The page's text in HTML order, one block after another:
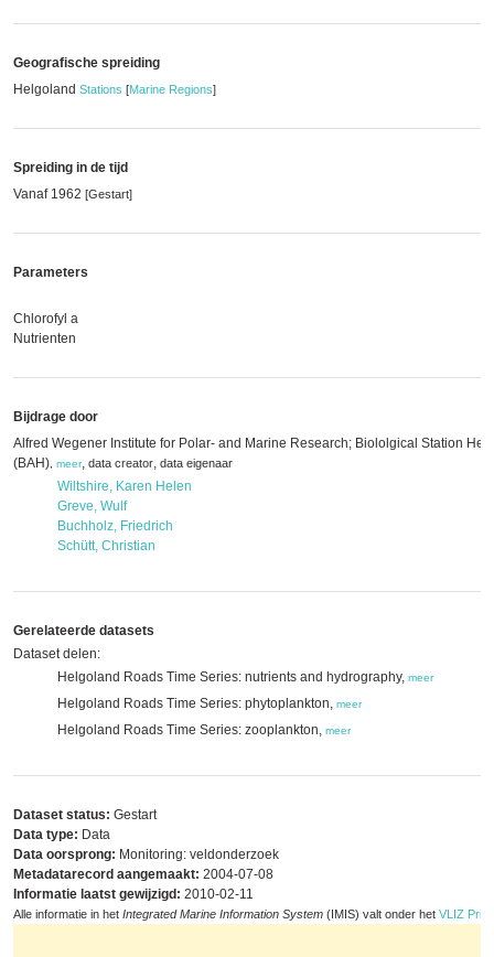
Geografische spreiding
Helgoland Stations [Marine Regions]
Spreiding in de tijd
Vanaf 1962 [Gestart]
Parameters
Chlorofyl a
Nutrienten
Bijdrage door
Alfred Wegener Institute for Polar- and Marine Research; Biololgical Station
(BAH) meer, data creator, data eigenaar
Wiltshire, Karen Helen
Greve, Wulf
Buchholz, Friedrich
Schütt, Christian
Gerelateerde datasets
Dataset delen:
Helgoland Roads Time Series: nutrients and hydrography, meer
Helgoland Roads Time Series: phytoplankton, meer
Helgoland Roads Time Series: zooplankton, meer
Dataset status: Gestart
Data type: Data
Data oorsprong: Monitoring: veldonderzoek
Metadatarecord aangemaakt: 2004-07-08
Informatie laatst gewijzigd: 2010-02-11
Alle informatie in het Integrated Marine Information System (IMIS) valt onder het VLIZ